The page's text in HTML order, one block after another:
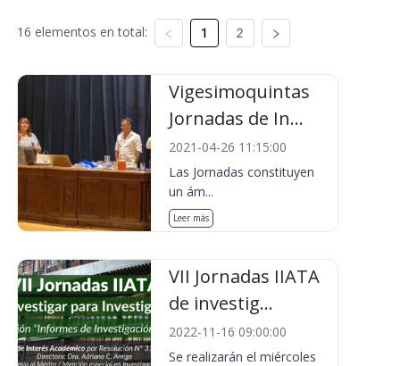
16 elementos en total: 1 2
Vigesimoquintas
Jornadas de In...
2021-04-26 11:15:00
Las Jornadas constituyen
un ám...
Leer más
VII Jornadas IIATA
de investig...
2022-11-16 09:00:00
Se realizarán el miércoles